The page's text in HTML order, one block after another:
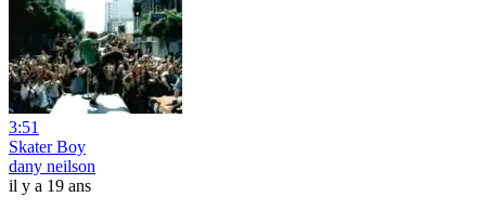
3:51
Skater Boy
dany neilson
il y a 19 ans